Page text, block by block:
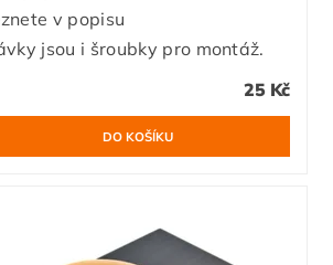
v popisu
jsou i šroubky pro montáž.
25 Kč